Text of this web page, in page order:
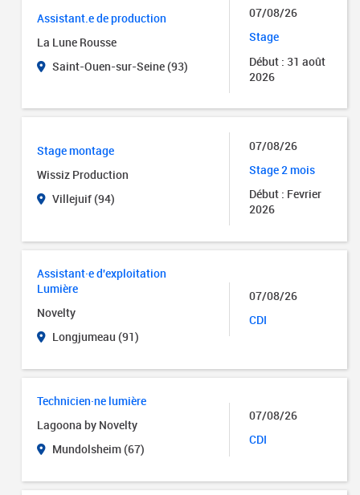
Assistant.e de production
La Lune Rousse
Saint-Ouen-sur-Seine (93)
07/08/26
Stage
Début : 31 août
2026
Stage montage
Wissiz Production
Villejuif (94)
07/08/26
Stage 2 mois
Début : Fevrier
2026
Assistant·e d'exploitation
Lumière
Novelty
Longjumeau (91)
07/08/26
CDI
Technicien·ne lumière
Lagoona by Novelty
Mundolsheim (67)
07/08/26
CDI